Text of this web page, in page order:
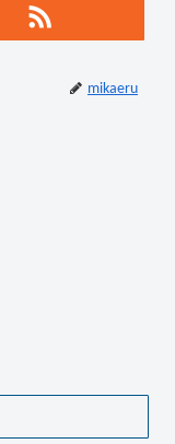
mikaeru